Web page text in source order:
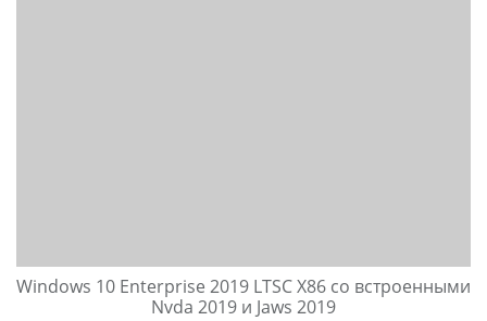
Windows 10 Enterprise 2019 LTSC X86 со встроенными
Nvda 2019 и Jaws 2019